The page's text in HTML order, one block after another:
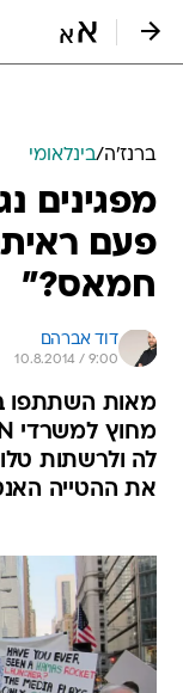
ברנז'ה/בינלאומי
פעם
חמאס?"
דוד אברהם
10.8.2014 / 9:00
מאות השתתפו
לה ולרשתות
את ההטייה